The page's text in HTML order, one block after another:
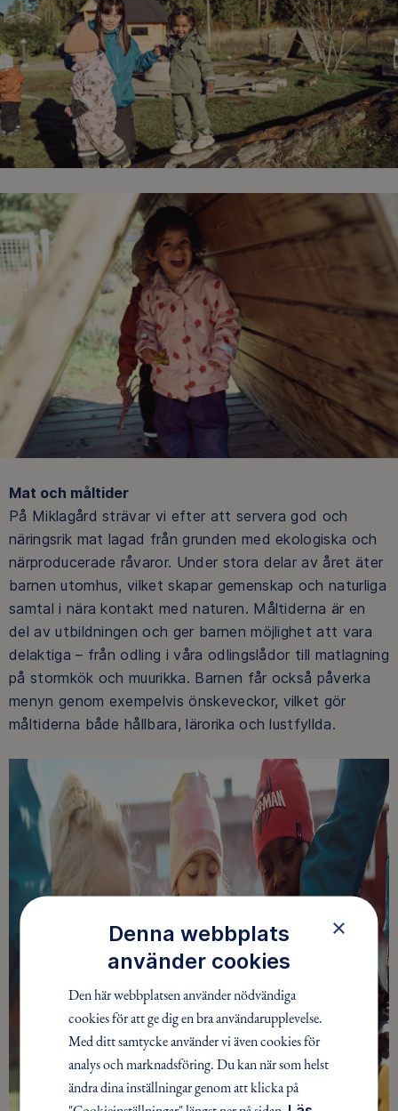
Mat och måltider
På Miklagård strävar vi efter att servera god och
näringsrik mat lagad från grunden med ekologiska och
närproducerade råvaror. Under stora delar av året äter
barnen utomhus, vilket skapar gemenskap och naturliga
samtal i nära kontakt med naturen. Måltiderna är en
del av utbildningen och ger barnen möjlighet att vara
delaktiga – från odling i våra odlingslådor till matlagning
på stormkök och muurikka. Barnen får också påverka
menyn genom exempelvis önskeveckor, vilket gör
måltiderna både hållbara, lärorika och lustfyllda.
×
Denna webbplats
använder cookies
Den här webbplatsen använder nödvändiga
cookies för att ge dig en bra användarupplevelse.
Med ditt samtycke använder vi även cookies för
analys och marknadsföring. Du kan när som helst
ändra dina inställningar genom att klicka på